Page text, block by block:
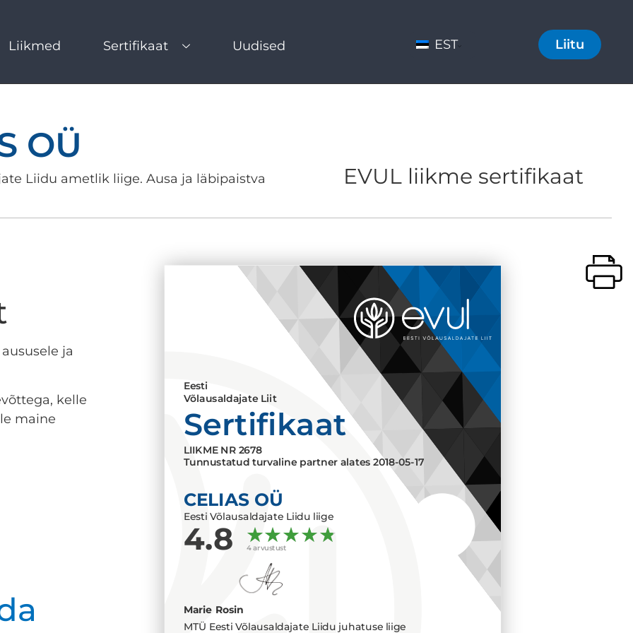
Liikmed Sertifikaat Uudised EST Liitu
OÜ
Liidu ametlik liige. Ausa ja läbipaistva EVUL liikme sertifikaat
ja
kelle
maine
Eesti
Võlausaldajate Liit
Sertifikaat
LIIKME NR 2678
Tunnustatud turvaline partner alates 2018-05-17
CELIAS OÜ
Eesti Võlausaldajate Liidu liige
4.8 4 arvustust
Marie Rosin
MTÜ Eesti Võlausaldajate Liidu juhatuse liige